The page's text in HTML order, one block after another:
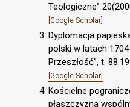
Teologiczne”
[Google Scholar]
Dyplomacja
polski w latach
Przeszłość”, t.
[Google Scholar]
Kościelne
płaszczyzna